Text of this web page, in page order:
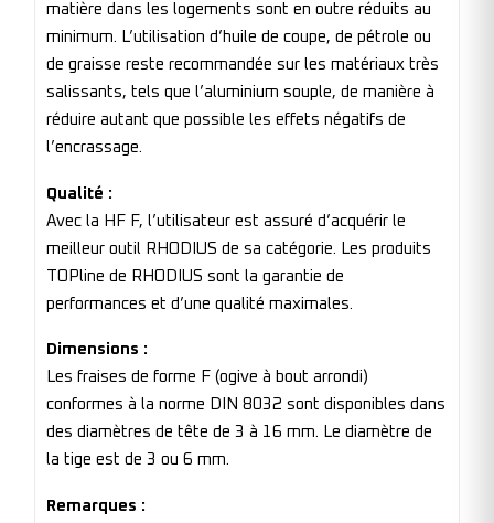
matière dans les logements sont en outre réduits au
minimum. L’utilisation d’huile de coupe, de pétrole ou
de graisse reste recommandée sur les matériaux très
salissants, tels que l’aluminium souple, de manière à
réduire autant que possible les effets négatifs de
l’encrassage.
Qualité :
Avec la HF F, l’utilisateur est assuré d’acquérir le
meilleur outil RHODIUS de sa catégorie. Les produits
TOPline de RHODIUS sont la garantie de
performances et d’une qualité maximales.
Dimensions :
Les fraises de forme F (ogive à bout arrondi)
conformes à la norme DIN 8032 sont disponibles dans
des diamètres de tête de 3 à 16 mm. Le diamètre de
la tige est de 3 ou 6 mm.
Remarques :